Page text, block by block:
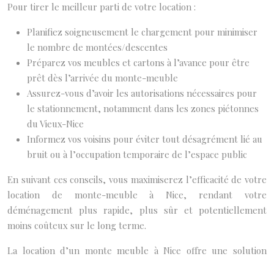
Pour tirer le meilleur parti de votre location :
Planifiez soigneusement le chargement pour minimiser
le nombre de montées/descentes
Préparez vos meubles et cartons à l’avance pour être
prêt dès l’arrivée du monte-meuble
Assurez-vous d’avoir les autorisations nécessaires pour
le stationnement, notamment dans les zones piétonnes
du Vieux-Nice
Informez vos voisins pour éviter tout désagrément lié au
bruit ou à l’occupation temporaire de l’espace public
En suivant ces conseils, vous maximiserez l’efficacité de votre
location de monte-meuble à Nice, rendant votre
déménagement plus rapide, plus sûr et potentiellement
moins coûteux sur le long terme.
La location d’un monte meuble à Nice offre une solution